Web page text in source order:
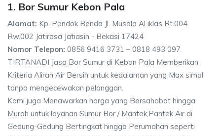
1. Bor Sumur Kebon Pala
Alamat: Kp. Pondok Benda Jl. Musola Al iklas Rt.004
Rw.002 Jatirasa Jatiasih - Bekasi 17424
Nomor Telepon: 0856 9416 3731 – 0818 493 097
TIRTANADI Jasa Bor Sumur di Kebon Pala Memberikan
Kriteria Aliran Air Bersih untuk kedalaman yang Max simal
tanpa mengecewakan pelanggan.
Kami juga Menawarkan harga yang Bersahabat hingga
Murah untuk layanan Sumur Bor / Mantek,Pantek Air di
Gedung-Gedung Bertingkat hingga Perumahan seperti